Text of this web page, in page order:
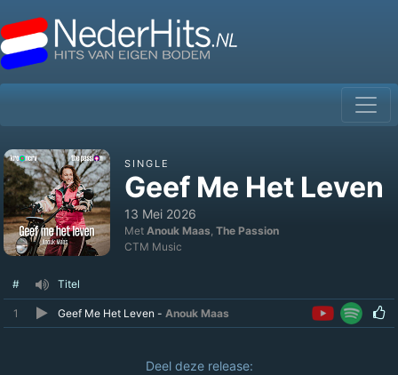
SINGLE
Geef Me Het Leven
13 Mei 2026
Met Anouk Maas, The Passion
CTM Music
# Titel
1 Geef Me Het Leven - Anouk Maas
Deel deze release: